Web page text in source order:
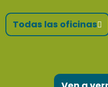
Todas las oficinas